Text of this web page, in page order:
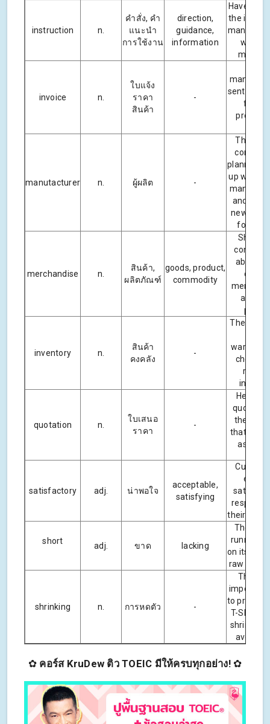
instruction n.
คำสั่ง, คำ
แนะนำ
การใช้งาน
direction,
guidance,
information
Have you
the
manual
invoice n.
ใบแจ้ง
ราคา
สินค้า
-
sent an
for the
manutacturer n. ผู้ผลิต -
The
planning
up with a
and
new
merchandise n.
สินค้า,
ผลิตภัณฑ์
goods, product,
commodity
about
quality
and
prices.
inventory n.
สินค้า
คงคลัง
-
The
quotation n.
ใบเสนอ
ราคา
-
Here is
the
that you
asked
satisfactory adj. น่าพอใจ
acceptable,
satisfying
expect
their
short adj. ขาด lacking
The
running
on its
raw
shrinking n. การหดตัว -
The
important
to prevent
T-Shirts
shrinking
avoid
✿ คอร์ส KruDew ติว TOEIC มีให้ครบทุกอย่าง! ✿